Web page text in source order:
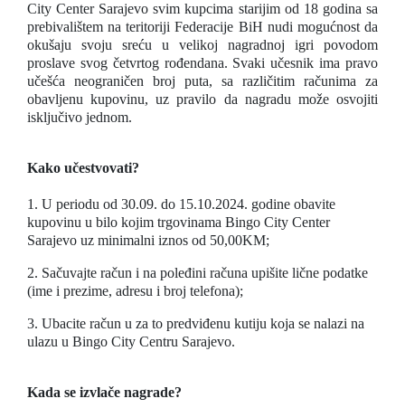
City Center Sarajevo svim kupcima starijim od 18 godina sa
prebivalištem na teritoriji Federacije BiH nudi mogućnost da
okušaju svoju sreću u velikoj nagradnoj igri povodom
proslave svog četvrtog rođendana. Svaki učesnik ima pravo
učešća neograničen broj puta, sa različitim računima za
obavljenu kupovinu, uz pravilo da nagradu može osvojiti
isključivo jednom.
Kako učestvovati?
1. U periodu od 30.09. do 15.10.2024. godine obavite
kupovinu u bilo kojim trgovinama Bingo City Center
Sarajevo uz minimalni iznos od 50,00KM;
2. Sačuvajte račun i na poleđini računa upišite lične podatke
(ime i prezime, adresu i broj telefona);
3. Ubacite račun u za to predviđenu kutiju koja se nalazi na
ulazu u Bingo City Centru Sarajevo.
Kada se izvlače nagrade?